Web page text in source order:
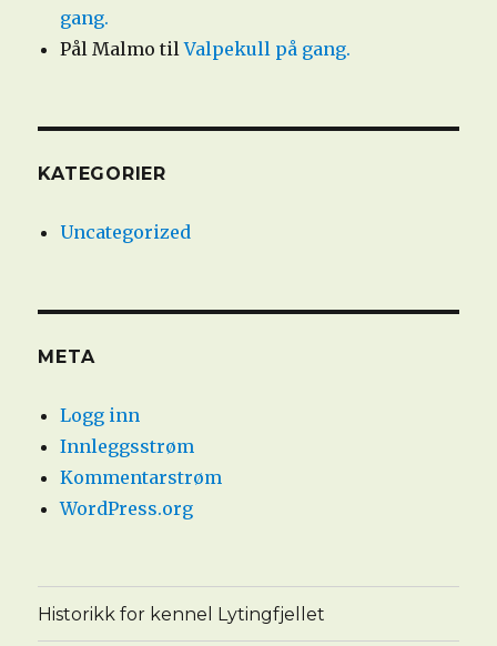
gang.
Pål Malmo tilValpekull på gang.
KATEGORIER
Uncategorized
META
Logg inn
Innleggsstrøm
Kommentarstrøm
WordPress.org
Historikk for kennel Lytingfjellet